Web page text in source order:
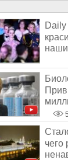
Daily
наши
чего